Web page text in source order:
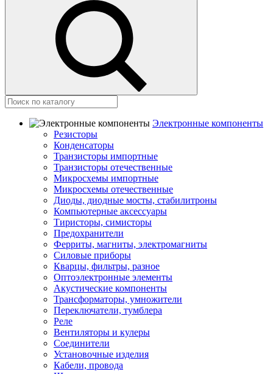
Электронные компоненты
Резисторы
Конденсаторы
Транзисторы импортные
Транзисторы отечественные
Микросхемы импортные
Микросхемы отечественные
Диоды, диодные мосты, стабилитроны
Компьютерные аксессуары
Тиристоры, симисторы
Предохранители
Ферриты, магниты, электромагниты
Силовые приборы
Кварцы, фильтры, разное
Оптоэлектронные элементы
Акустические компоненты
Трансформаторы, умножители
Переключатели, тумблера
Реле
Вентиляторы и кулеры
Соединители
Установочные изделия
Кабели, провода